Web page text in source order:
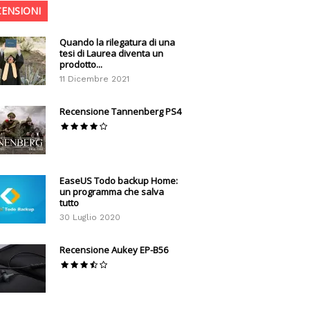
Quando la rilegatura di una
tesi di Laurea diventa un
prodotto...
11 Dicembre 2021
Recensione Tannenberg PS4
EaseUS Todo backup Home:
un programma che salva
tutto
30 Luglio 2020
Recensione Aukey EP-B56